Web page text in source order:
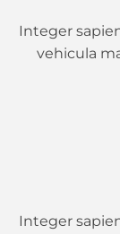
Integer
vehicula
Integer